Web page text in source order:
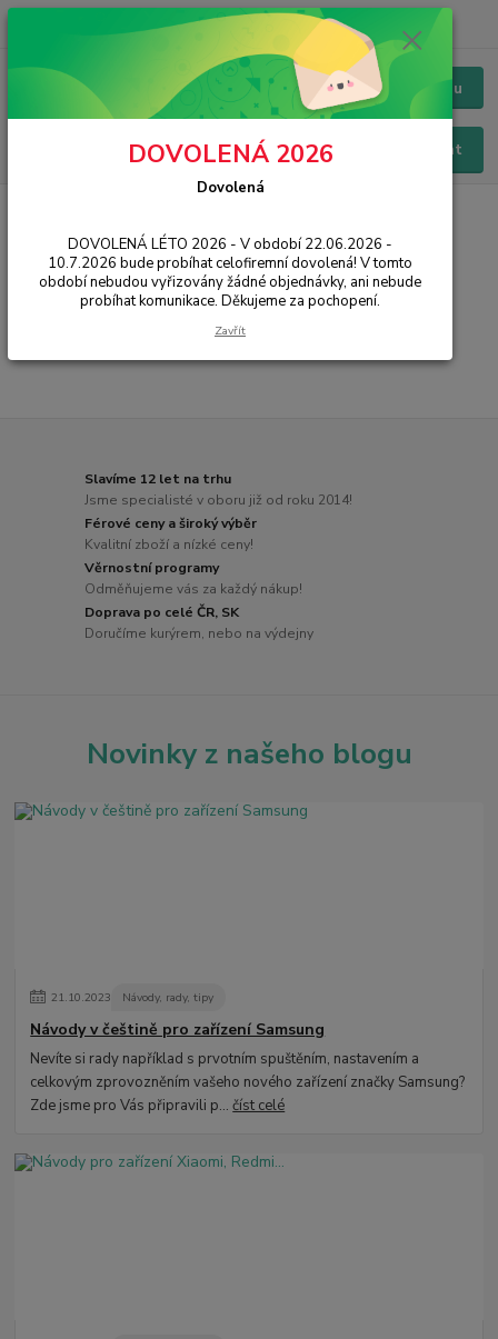
Menu
Hledat
Chat / Online podpora - 24/7
Spigen
Slavíme 12 let na trhu
Jsme specialisté v oboru již od roku 2014!
Férové ceny a široký výběr
Kvalitní zboží a nízké ceny!
Věrnostní programy
Odměňujeme vás za každý nákup!
Doprava po celé ČR, SK
Doručíme kurýrem, nebo na výdejny
Novinky z našeho blogu
21.10.2023 Návody, rady, tipy
Návody v češtině pro zařízení Samsung
Nevíte si rady například s prvotním spuštěním, nastavením a
celkovým zprovozněním vašeho nového zařízení značky Samsung?
Zde jsme pro Vás připravili p...číst celé
DOVOLENÁ 2026
Dovolená
DOVOLENÁ LÉTO 2026 - V období 22.06.2026 -
10.7.2026 bude probíhat celofiremní dovolená! V tomto
období nebudou vyřizovány žádné objednávky, ani nebude
probíhat komunikace. Děkujeme za pochopení.
Zavřít